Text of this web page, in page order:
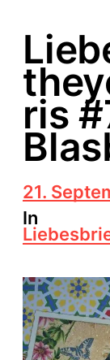
ris
B
e
i
t
a
g
s
d
a
t
21.
In